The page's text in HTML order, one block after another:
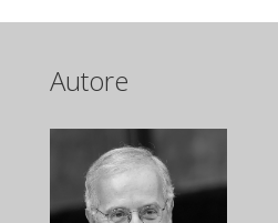
Autore